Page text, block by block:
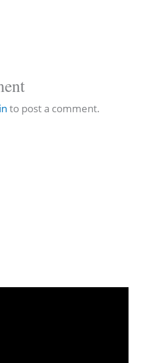
to post a comment.